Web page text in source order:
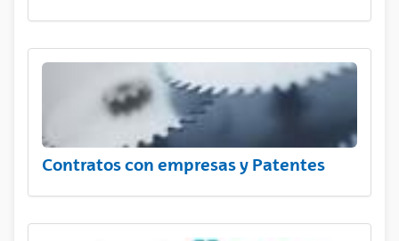
Contratos con empresas y Patentes